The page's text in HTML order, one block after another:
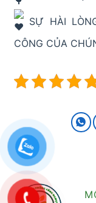
SỰ HÀI
CÔNG CỦA